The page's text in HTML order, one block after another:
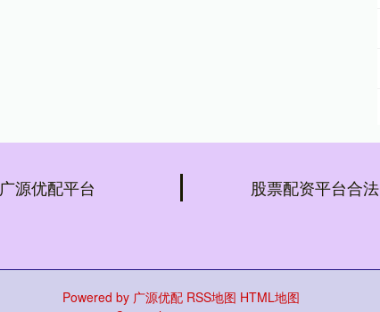
广源优配平台 股票配资平台合法
Powered by 广源优配 RSS地图 HTML地图